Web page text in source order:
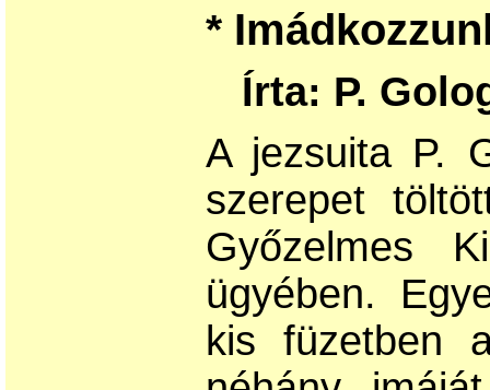
*
Írta: P.
A jezsuita P.
szerepet
Győzelmes
ügyében.
kis füzetben